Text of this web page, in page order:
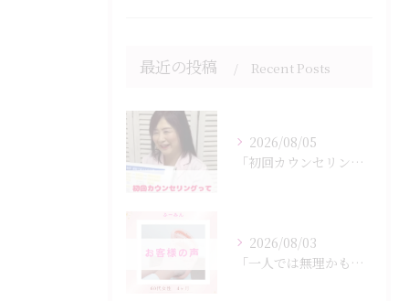
最近の投稿 Recent Posts
2026/08/05
「初回カウンセリングでは何をするの？」
2026/08/03
「一人では無理かも…」